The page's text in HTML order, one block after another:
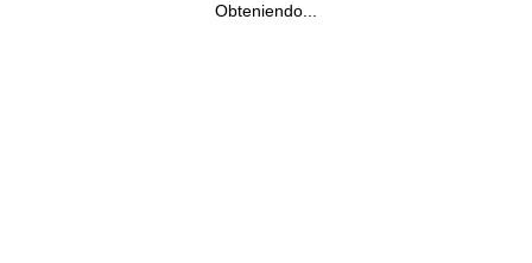
Obteniendo...